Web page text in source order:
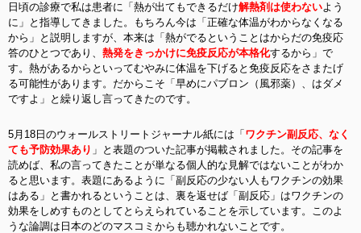
日頃の診療で私は患者に「熱が出てもできるだけ解熱剤は使わないよう
に」と指導してきまし た。もちろん今は「正確な体温がわからなくなる
から」と説明しますが、本来は「熱がでるということはからだの免疫応
答のひとつであり、 熱発をきっかけに免疫反応が本格化するから」で
す。熱があるからといってむやみに体温を下げると免疫反応をさまたげ
る可能性があります。だからこそ「早めにパブロン（風邪薬）、はダメ
ですよ」と繰り返し言ってきたのです。
5月18日のウォールストリートジャーナル紙には「 ワクチン副反応、なく
ても予防効果あり 」と表題のついた記事が掲載されました。その記事を
読めば、私の言ってきたことが単なる個人的な見解ではないことがわか
ると思います。表題にあるように「副反応の少ない人もワクチンの効果
はある」と書かれるということは、裏を返せば「副反応」はワクチンの
効果をしめすものとしてとらえられていることを示しています。このよ
うな論調は日本のどのマスコミからも聴かれないことです。